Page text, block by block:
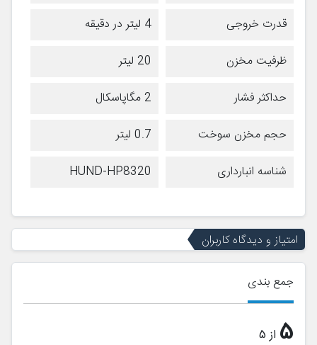
قدرت خروجی
4 لیتر در دقیقه
ظرفیت مخزن
20 لیتر
حداکثر فشار
2 مگاپاسکال
حجم مخزن سوخت
0.7 لیتر
شناسه انبارداری
HUND-HP8320
امتیاز و دیدگاه کاربران
جمع بندی
5 از 5